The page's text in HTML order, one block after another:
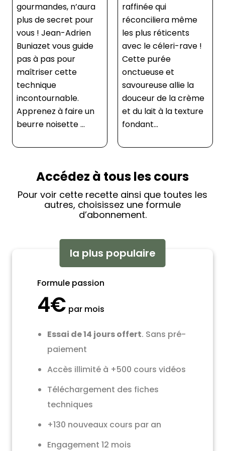
raffinée qui
réconciliera même
les plus réticents
avec le céleri-rave !
Cette purée
onctueuse et
savoureuse allie la
douceur de la crème
et du lait à la texture
fondant...
réconfortant parfait
pour utiliser les restes
de pain ! Cette
recette allie la
douceur du pain
moelleux à une
crème parfumée aux
épices chaudes
comme la cannelle
et la musc...
Accédez à tous les cours
Pour voir cette recette ainsi que toutes les
autres, choisissez une formule
d’abonnement.
la plus populaire
Formule passion
4€ par mois
Essai de 14 jours offert. Sans pré-
paiement
Accès illimité à +500 cours vidéos
Téléchargement des fiches
techniques
+130 nouveaux cours par an
Engagement 12 mois